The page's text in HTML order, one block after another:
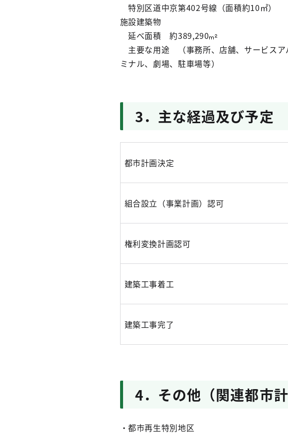
特別区道中京第402号線（面積約10㎡）
施設建築物
延べ面積 約389,290
主要な用途 （事務所、店舗、サービスア
ミナル、劇場、駐車場等）
3．主な経過及び予定
都市計画決定
組合設立（事業計画）認可
権利変換計画認可
建築工事着工
建築工事完了
4．その他（関連都市計
・都市再生特別地区